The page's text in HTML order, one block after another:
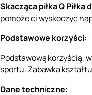
Skacząca piłka Q Piłka
pomoże ci wyskoczyć
Podstawowe korzyści:
Podstawową korzyścią,
sportu. Zabawka
Dane techniczne: